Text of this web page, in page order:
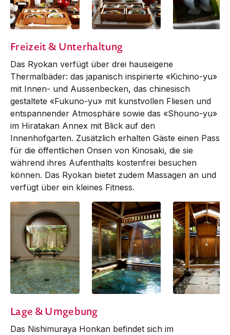
room
room
Freizeit & Unterhaltung
Das Ryokan verfügt über drei hauseigene
Thermalbäder: das japanisch inspirierte «Kichino-yu»
mit Innen- und Aussenbecken, das chinesisch
gestaltete «Fukuno-yu» mit kunstvollen Fliesen und
entspannender Atmosphäre sowie das «Shouno-yu»
im Hiratakan Annex mit Blick auf den
Innenhofgarten. Zusätzlich erhalten Gäste einen Pass
für die öffentlichen Onsen von Kinosaki, die sie
während ihres Aufenthalts kostenfrei besuchen
können. Das Ryokan bietet zudem Massagen an und
verfügt über ein kleines Fitness.
Lage & Umgebung
Das Nishimuraya Honkan befindet sich im